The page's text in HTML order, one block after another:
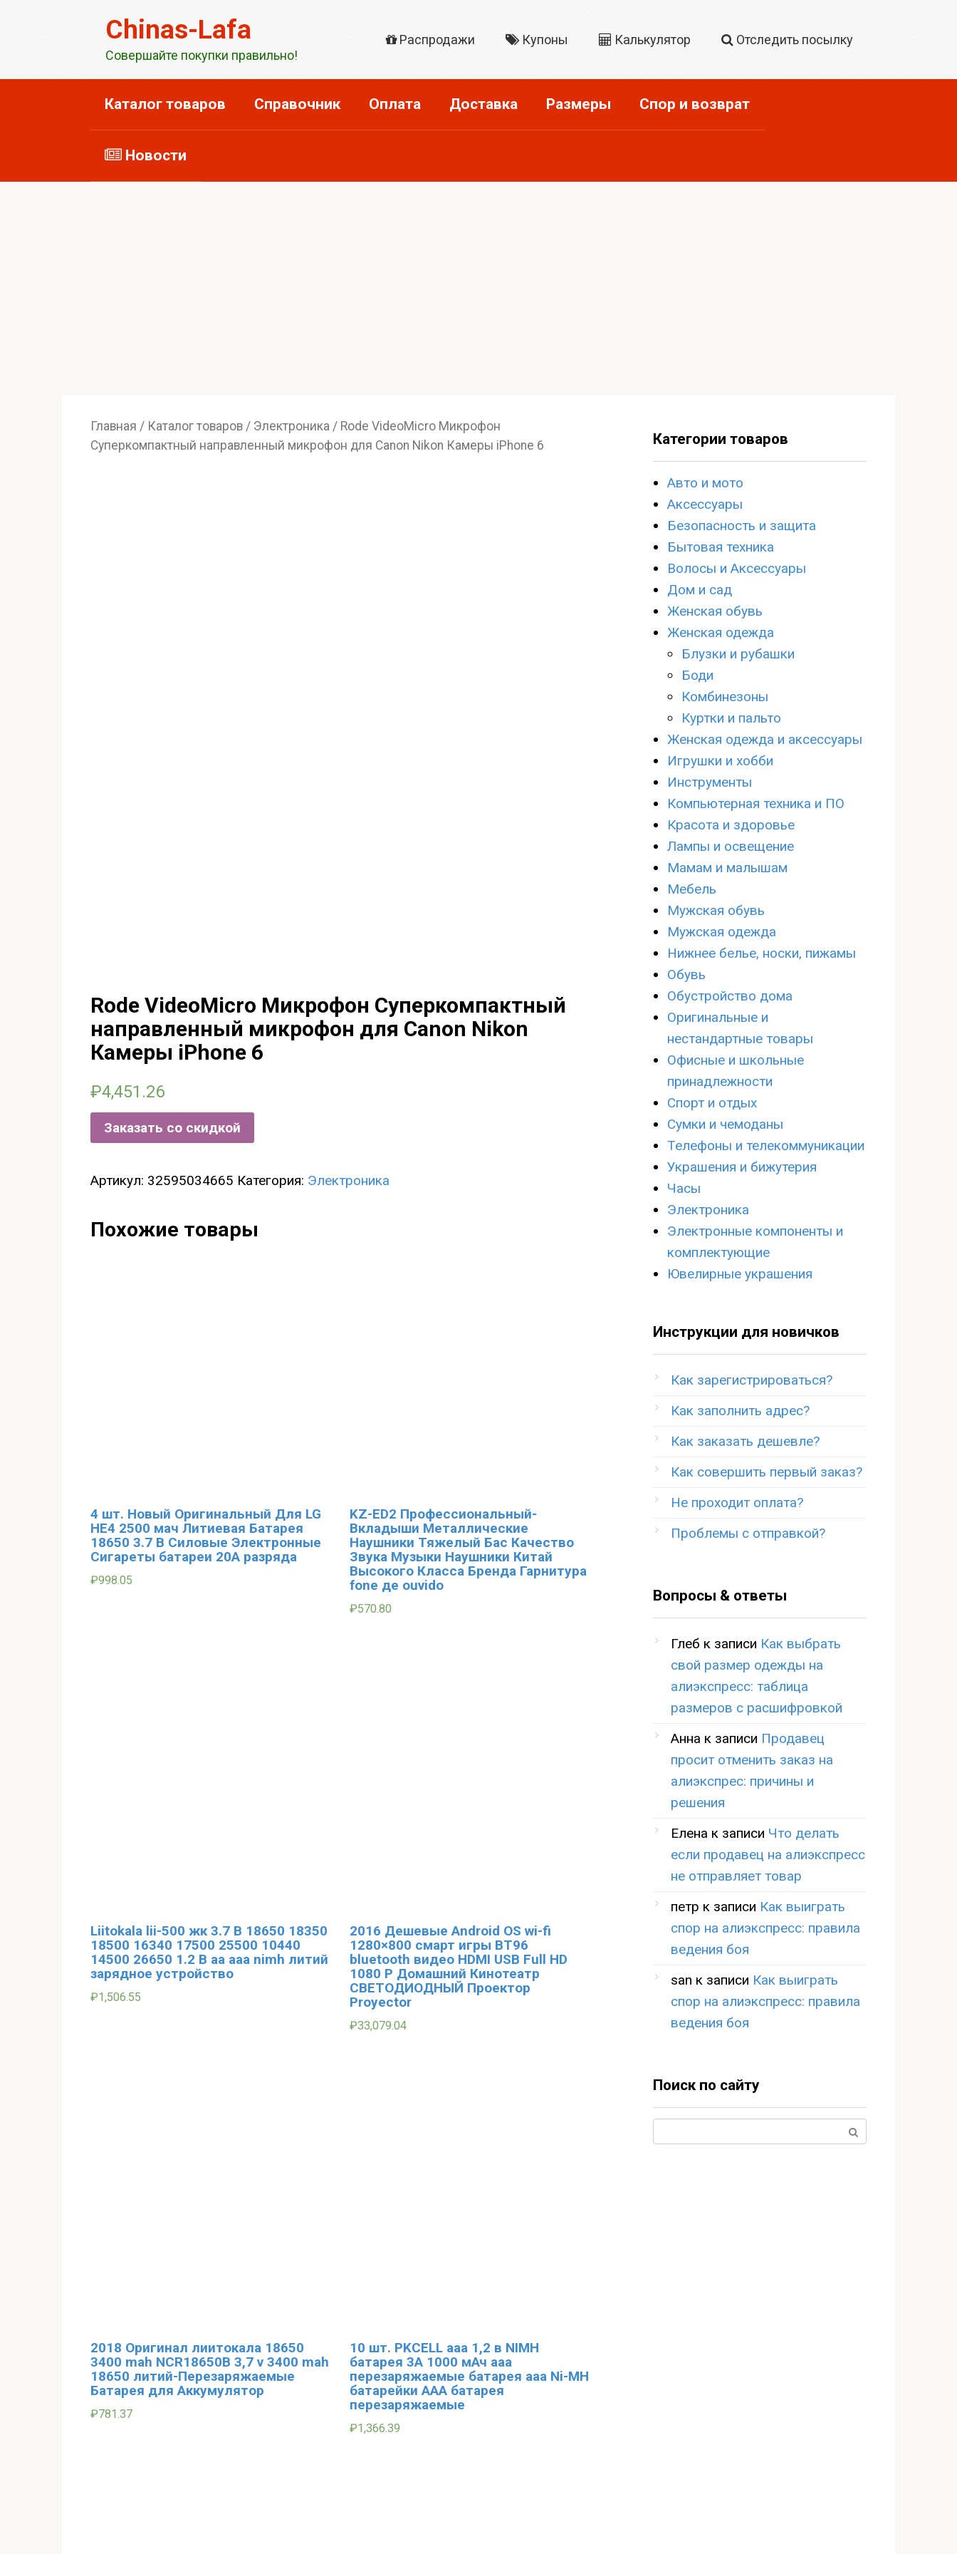
Chinas-Lafa
Совершайте покупки правильно!
Распродажи Купоны Калькулятор Отследить посылку
Каталог товаров Справочник Оплата Доставка Размеры Спор и возврат
Новости
Главная / Каталог товаров / Электроника / Rode VideoMicro Микрофон
Суперкомпактный направленный микрофон для Canon Nikon Камеры iPhone 6
Rode VideoMicro Микрофон Суперкомпактный
направленный микрофон для Canon Nikon
Камеры iPhone 6
₽4,451.26
Заказать со скидкой
Артикул: 32595034665 Категория: Электроника
Похожие товары
4 шт. Новый Оригинальный Для LG
HE4 2500 мач Литиевая Батарея
18650 3.7 В Силовые Электронные
Сигареты батареи 20A разряда
₽998.05
KZ-ED2 Профессиональный-
Вкладыши Металлические
Наушники Тяжелый Бас Качество
Звука Музыки Наушники Китай
Высокого Класса Бренда Гарнитура
fone де ouvido
₽570.80
Liitokala lii-500 жк 3.7 В 18650 18350
18500 16340 17500 25500 10440
14500 26650 1.2 В aa aaa nimh литий
зарядное устройство
₽1,506.55
2016 Дешевые Android OS wi-fi
1280×800 смарт игры BT96
bluetooth видео HDMI USB Full HD
1080 P Домашний Кинотеатр
СВЕТОДИОДНЫЙ Проектор
Proyector
₽33,079.04
2018 Оригинал лиитокала 18650
3400 mah NCR18650B 3,7 v 3400 mah
18650 литий-Перезаряжаемые
Батарея для Аккумулятор
₽781.37
10 шт. PKCELL aaa 1,2 в NIMH
батарея 3A 1000 мАч aaa
перезаряжаемые батарея aaa Ni-MH
батарейки ААА батарея
перезаряжаемые
₽1,366.39
Категории товаров
Авто и мото
Аксессуары
Безопасность и защита
Бытовая техника
Волосы и Аксессуары
Дом и сад
Женская обувь
Женская одежда
Блузки и рубашки
Боди
Комбинезоны
Куртки и пальто
Женская одежда и аксессуары
Игрушки и хобби
Инструменты
Компьютерная техника и ПО
Красота и здоровье
Лампы и освещение
Мамам и малышам
Мебель
Мужская обувь
Мужская одежда
Нижнее белье, носки, пижамы
Обувь
Обустройство дома
Оригинальные и
нестандартные товары
Офисные и школьные
принадлежности
Спорт и отдых
Сумки и чемоданы
Телефоны и телекоммуникации
Украшения и бижутерия
Часы
Электроника
Электронные компоненты и
комплектующие
Ювелирные украшения
Инструкции для новичков
Как зарегистрироваться?
Как заполнить адрес?
Как заказать дешевле?
Как совершить первый заказ?
Не проходит оплата?
Проблемы с отправкой?
Вопросы & ответы
Глеб к записи Как выбрать
свой размер одежды на
алиэкспресс: таблица
размеров с расшифровкой
Анна к записи Продавец
просит отменить заказ на
алиэкспрес: причины и
решения
Елена к записи Что делать
если продавец на алиэкспресс
не отправляет товар
петр к записи Как выиграть
спор на алиэкспресс: правила
ведения боя
san к записи Как выиграть
спор на алиэкспресс: правила
ведения боя
Поиск по сайту